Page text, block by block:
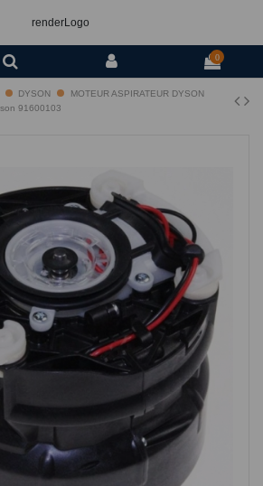
renderLogo
0
DYSON
MOTEUR ASPIRATEUR DYSON
91600103